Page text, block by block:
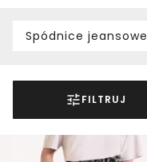
Spódnice jeansowe
FILTRUJ